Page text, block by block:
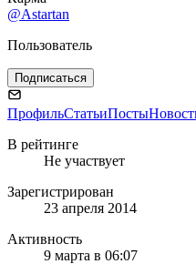
@Astartan
Пользователь
Подписаться
ПрофильСтатьиПосты
В рейтинге
Не участвует
Зарегистрирован
23 апреля 2014
Активность
9 марта в 06:07